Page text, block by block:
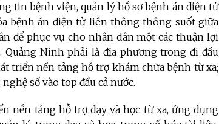
tin bệnh viện, quản lý hồ sơ bệnh án điện tử
bệnh án điện tử liên thông thông suốt giữa
để phục vụ cho nhân dân một các thuận lợi
Ninh phải là địa phương trong đi đầu
triển nền tảng hỗ trợ khám chữa bệnh từ xa;
số vào top đầu cả nước.
nền tảng hỗ trợ dạy và học từ xa, ứng dụng